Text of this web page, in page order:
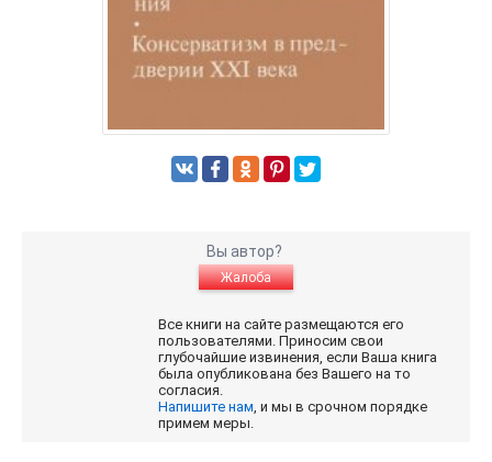
Вы автор?
Жалоба
Все книги на сайте размещаются его
пользователями. Приносим свои
глубочайшие извинения, если Ваша книга
была опубликована без Вашего на то
согласия.
Напишите нам, и мы в срочном порядке
примем меры.